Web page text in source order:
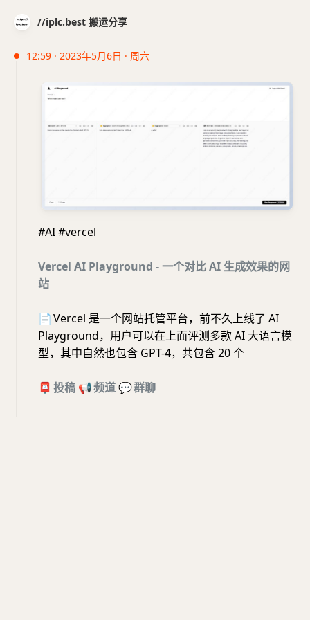
//iplc.best 搬运分享
12:59 · 2023年5月6日 · 周六
#AI #vercel
Vercel AI Playground - 一个对比 AI 生成效果的网
站
📄Vercel 是一个网站托管平台，前不久上线了 AI
Playground，用户可以在上面评测多款 AI 大语言模
型，其中自然也包含 GPT-4，共包含 20 个
📮 投稿 📢频道💬群聊